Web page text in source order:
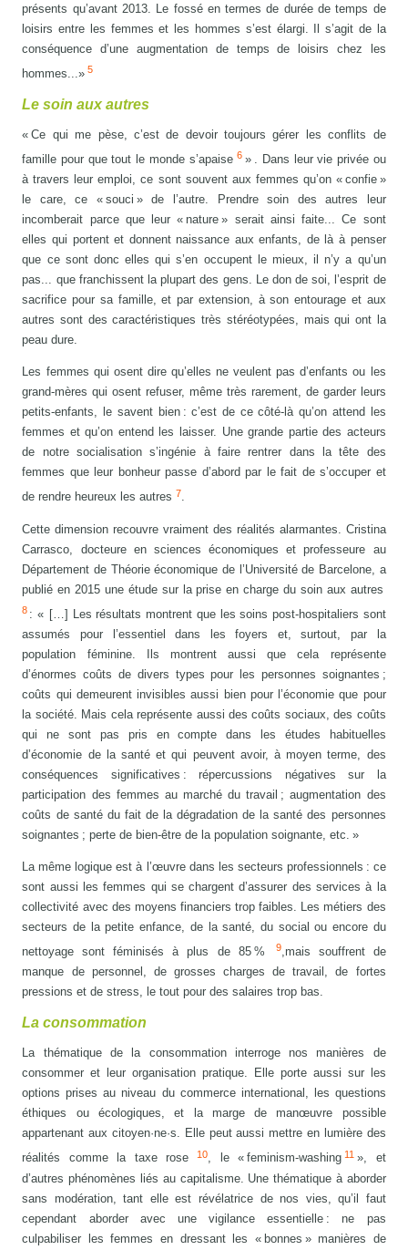
présents qu’avant 2013. Le fossé en termes de durée de temps de
loisirs entre les femmes et les hommes s’est élargi. Il s’agit de la
conséquence d’une augmentation de temps de loisirs chez les
hommes...»5
Le soin aux autres
« Ce qui me pèse, c’est de devoir toujours gérer les conflits de
famille pour que tout le monde s’apaise6 » . Dans leur vie privée ou
à travers leur emploi, ce sont souvent aux femmes qu’on « confie »
le care, ce « souci » de l’autre. Prendre soin des autres leur
incomberait parce que leur « nature » serait ainsi faite... Ce sont
elles qui portent et donnent naissance aux enfants, de là à penser
que ce sont donc elles qui s’en occupent le mieux, il n’y a qu’un
pas... que franchissent la plupart des gens. Le don de soi, l’esprit de
sacrifice pour sa famille, et par extension, à son entourage et aux
autres sont des caractéristiques très stéréotypées, mais qui ont la
peau dure.
Les femmes qui osent dire qu’elles ne veulent pas d’enfants ou les
grand-mères qui osent refuser, même très rarement, de garder leurs
petits-enfants, le savent bien : c’est de ce côté-là qu’on attend les
femmes et qu’on entend les laisser. Une grande partie des acteurs
de notre socialisation s’ingénie à faire rentrer dans la tête des
femmes que leur bonheur passe d’abord par le fait de s’occuper et
de rendre heureux les autres 7.
Cette dimension recouvre vraiment des réalités alarmantes. Cristina
Carrasco, docteure en sciences économiques et professeure au
Département de Théorie économique de l’Université de Barcelone, a
publié en 2015 une étude sur la prise en charge du soin aux autres
8 : « […] Les résultats montrent que les soins post-hospitaliers sont
assumés pour l’essentiel dans les foyers et, surtout, par la
population féminine. Ils montrent aussi que cela représente
d’énormes coûts de divers types pour les personnes soignantes ;
coûts qui demeurent invisibles aussi bien pour l’économie que pour
la société. Mais cela représente aussi des coûts sociaux, des coûts
qui ne sont pas pris en compte dans les études habituelles
d’économie de la santé et qui peuvent avoir, à moyen terme, des
conséquences significatives : répercussions négatives sur la
participation des femmes au marché du travail ; augmentation des
coûts de santé du fait de la dégradation de la santé des personnes
soignantes ; perte de bien-être de la population soignante, etc. »
La même logique est à l’œuvre dans les secteurs professionnels : ce
sont aussi les femmes qui se chargent d’assurer des services à la
collectivité avec des moyens financiers trop faibles. Les métiers des
secteurs de la petite enfance, de la santé, du social ou encore du
nettoyage sont féminisés à plus de 85 %
9,mais souffrent de
manque de personnel, de grosses charges de travail, de fortes
pressions et de stress, le tout pour des salaires trop bas.
La consommation
La thématique de la consommation interroge nos manières de
consommer et leur organisation pratique. Elle porte aussi sur les
options prises au niveau du commerce international, les questions
éthiques ou écologiques, et la marge de manœuvre possible
appartenant aux citoyen·ne·s. Elle peut aussi mettre en lumière des
réalités comme la taxe rose10, le « feminism-washing11 », et
d’autres phénomènes liés au capitalisme. Une thématique à aborder
sans modération, tant elle est révélatrice de nos vies, qu’il faut
cependant aborder avec une vigilance essentielle : ne pas
culpabiliser les femmes en dressant les « bonnes » manières de